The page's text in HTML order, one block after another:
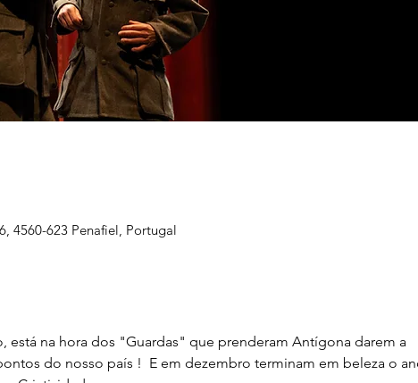
4560-623 Penafiel, Portugal
está na hora dos "Guardas" que prenderam Antígona darem a
do nosso país !  E em dezembro terminam em beleza o